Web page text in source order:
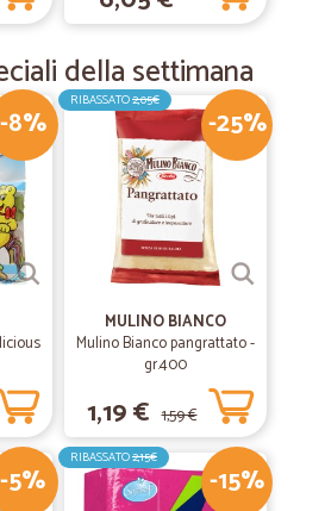
della settimana
-8% -25%
RIBASSATO2,05€
MULINO BIANCO
Mulino Bianco pangrattato -
gr.400
1,19 € 1,59 €
-5% -15%
RIBASSATO2,15€